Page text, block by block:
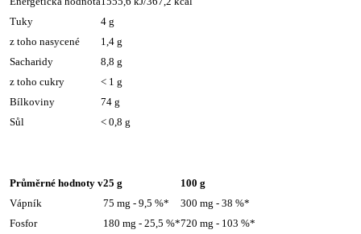
Tuky
4 g
z toho nasycené
1,4 g
Sacharidy
8,8 g
z toho cukry
< 1 g
Bílkoviny
74 g
Sůl
< 0,8 g
Průměrné hodnoty v25 g
100 g
Vápník
75 mg - 9,5 %*
300 mg - 38 %*
Fosfor
180 mg - 25,5 %*720 mg - 103 %*